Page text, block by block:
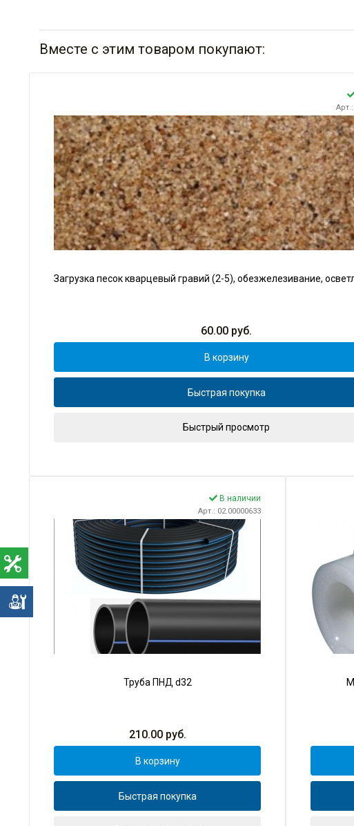
Вместе с этим товаром покупают:
Загрузка песок кварцевый гравий (2-5), обезжелезивание,
60.00 руб.
В корзину
Быстрая покупка
Быстрый просмотр
В наличии
Арт.: 02.00000633
Труба ПНД d32
210.00руб.
В корзину
Быстрая покупка